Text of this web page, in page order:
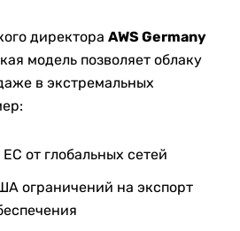
директора AWS Germany
модель позволяет облаку
в экстремальных
от глобальных сетей
ограничений на экспорт